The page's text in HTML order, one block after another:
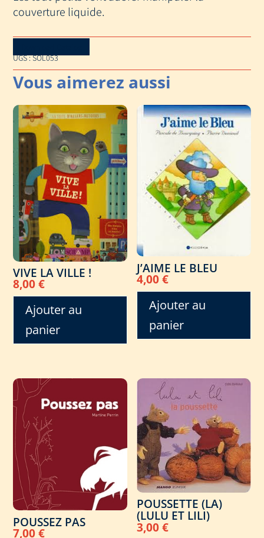
couverture liquide.
UGS :SOL053
VIVE LA VILLE !
8,00€
Ajouter au
panier
J’AIME LE BLEU
4,00€
Ajouter au
panier
POUSSEZ PAS
7,00€
POUSSETTE (LA)
(LULU ET LILI)
3,00€